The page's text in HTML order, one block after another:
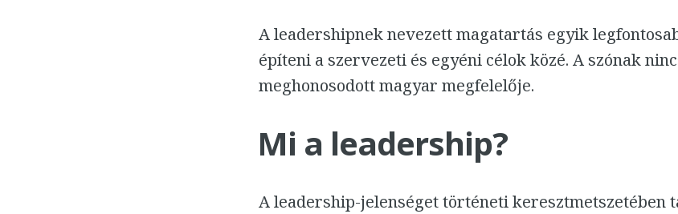
A leadershipnek nevezett magatartás egyik
építeni a szervezeti és egyéni célok közé. A szónak
meghonosodott magyar megfelelője.
Mi a leadership?
A leadership-jelenséget történeti keresztmetszetében